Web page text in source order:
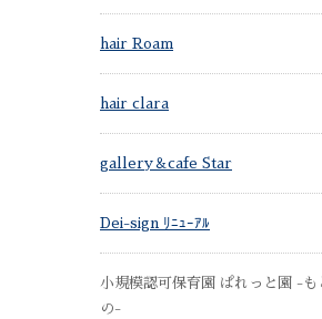
hair Roam
hair clara
gallery＆cafe Star
Dei-sign ﾘﾆｭｰｱﾙ
小規模認可保育園 ぱれっと園 -も
の-